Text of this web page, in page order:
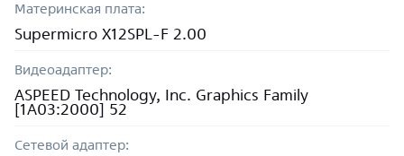
Материнская плата:
Supermicro X12SPL-F 2.00
Видеоадаптер:
ASPEED Technology, Inc. Graphics Family
[1A03:2000] 52
Сетевой адаптер: